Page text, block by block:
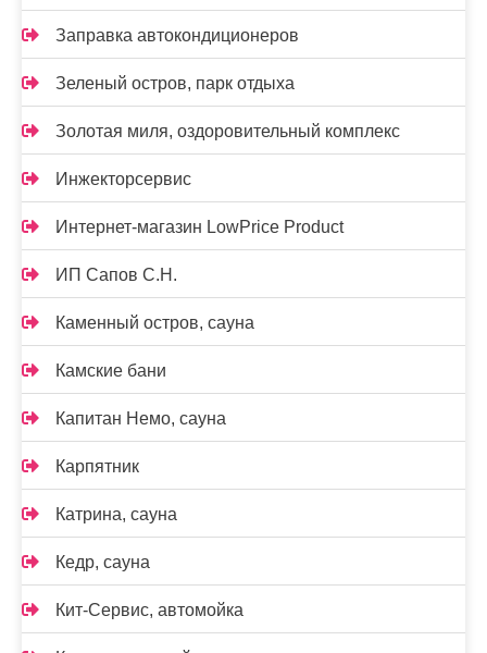
Заправка автокондиционеров
Зеленый остров, парк отдыха
Золотая миля, оздоровительный комплекс
Инжекторсервис
Интернет-магазин LowPrice Product
ИП Сапов С.Н.
Каменный остров, сауна
Камские бани
Капитан Немо, сауна
Карпятник
Катрина, сауна
Кедр, сауна
Кит-Сервис, автомойка